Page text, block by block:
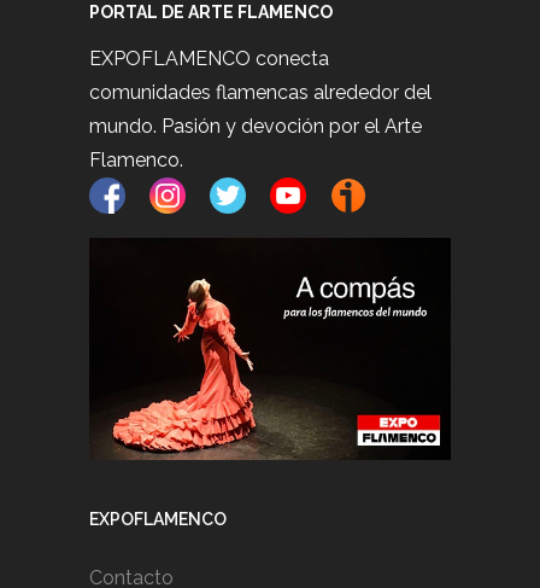
PORTAL DE ARTE FLAMENCO
EXPOFLAMENCO conecta
comunidades flamencas alrededor del
mundo. Pasión y devoción por el Arte
Flamenco.
EXPOFLAMENCO
Contacto